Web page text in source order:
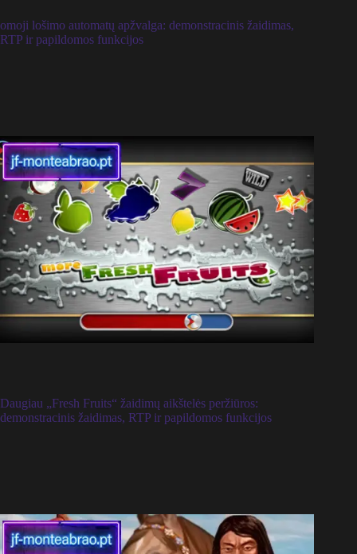
omoji lošimo automatų apžvalga: demonstracinis žaidimas,
RTP ir papildomos funkcijos
Daugiau „Fresh Fruits“ žaidimų aikštelės peržiūros:
demonstracinis žaidimas, RTP ir papildomos funkcijos